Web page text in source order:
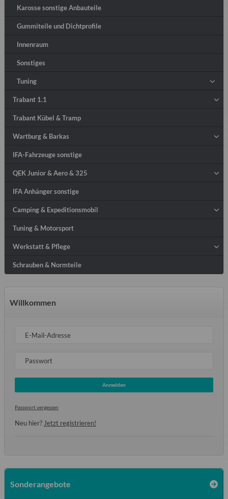
Karosse sonstige Anbauteile
Gummiteile und Dichtprofile
Innenraum
Sonstiges
Tuning
Trabant 1.1
Trabant Kübel & Tramp
Wartburg & Barkas
IFA-Fahrzeuge sonstige
QEK Junior & Aero & 325
IFA Anhänger sonstige
Camping & Expeditionsmobil
Tuning & Motorsport
Werkstatt & Pflege
Schrauben & Normteile
Willkommen
E-Mail-Adresse
Passwort
Anmelden
Passwort vergessen
Neu hier?Jetzt registrieren!
Sonderangebote